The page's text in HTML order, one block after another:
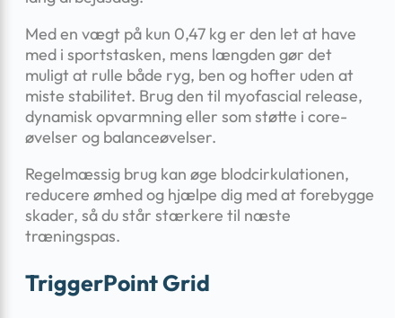
Med en vægt på kun 0,47 kg er den let at have
med i sportstasken, mens længden gør det
muligt at rulle både ryg, ben og hofter uden at
miste stabilitet. Brug den til myofascial release,
dynamisk opvarmning eller som støtte i core-
øvelser og balanceøvelser.
Regelmæssig brug kan øge blodcirkulationen,
reducere ømhed og hjælpe dig med at forebygge
skader, så du står stærkere til næste
træningspas.
TriggerPoint Grid